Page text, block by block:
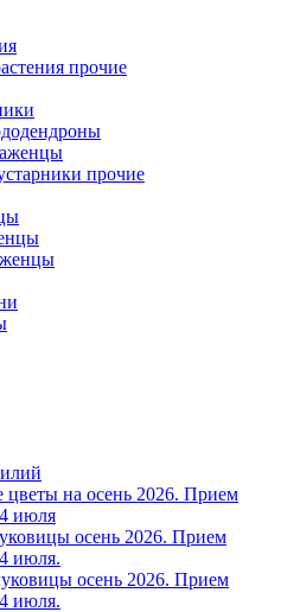
прочие
прочие
цветы на осень 2026. Прием
июля
осень 2026. Прием
июля.
осень 2026. Прием
июля.